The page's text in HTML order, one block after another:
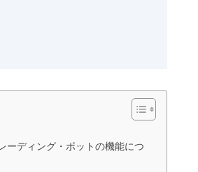
ーディング・ボットの機能につ